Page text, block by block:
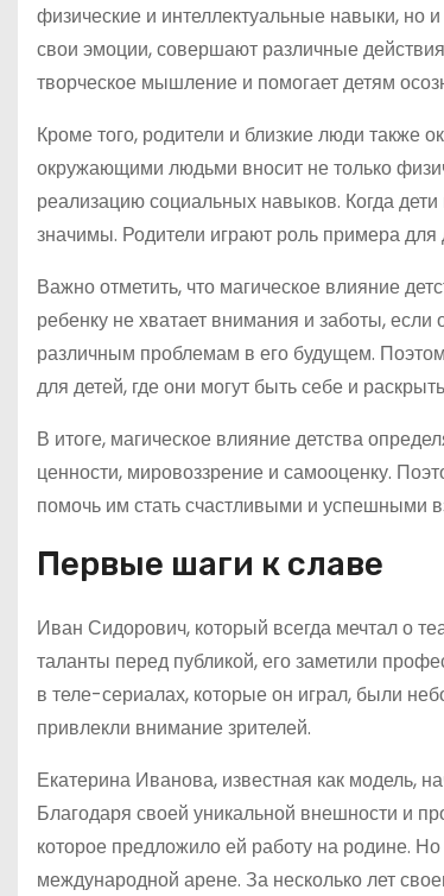
физические и интеллектуальные навыки, но
свои эмоции, совершают различные
творческое мышление и помогает детям
Кроме того, родители и близкие люди также
окружающими людьми вносит не только
реализацию социальных навыков. Когда
значимы. Родители играют роль примера для
Важно отметить, что магическое влияние
ребенку не хватает внимания и заботы,
различным проблемам в его будущем.
для детей, где они могут быть себе и
В итоге, магическое влияние детства
ценности, мировоззрение и самооценку.
помочь им стать счастливыми и успешными
Первые шаги к славе
Иван Сидорович, который всегда мечтал о
таланты перед публикой, его заметили
в теле-сериалах, которые он играл, были
привлекли внимание зрителей.
Екатерина Иванова, известная как модель,
Благодаря своей уникальной внешности и
которое предложило ей работу на родине.
международной арене. За несколько лет